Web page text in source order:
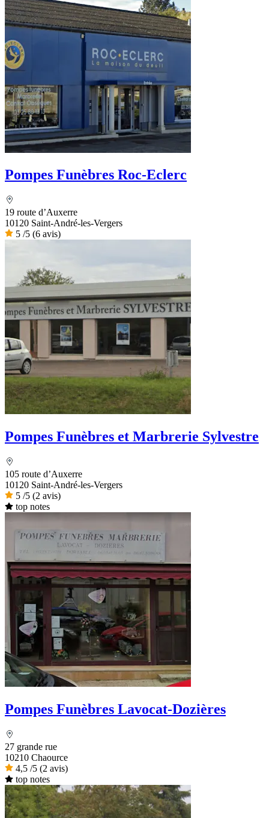
Pompes Funèbres Roc-Eclerc
19 route d’Auxerre
10120 Saint-André-les-Vergers
5 /5 (6 avis)
Pompes Funèbres et Marbrerie Sylvestre
105 route d’Auxerre
10120 Saint-André-les-Vergers
5 /5 (2 avis)
top notes
Pompes Funèbres Lavocat-Dozières
27 grande rue
10210 Chaource
4,5 /5 (2 avis)
top notes